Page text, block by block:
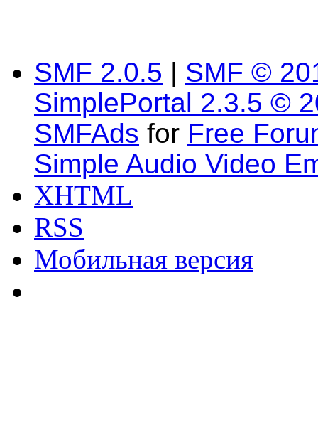
SMF 2.0.5 | SMF ©
SimplePortal 2.3.5 ©
SMFAds for Free
Simple Audio Video
XHTML
RSS
Мобильная версия